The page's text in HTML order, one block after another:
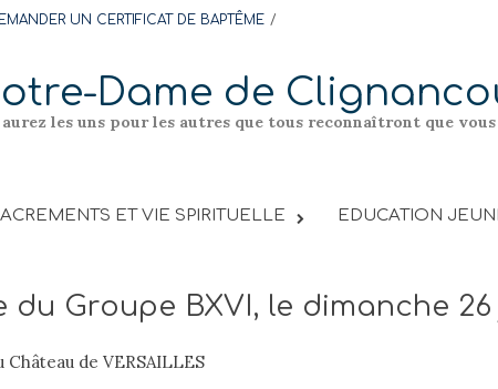
UN CERTIFICAT DE BAPTÊME
Dame de
aurez les uns pour les autres que tous reconnaîtront que
ET VIE SPIRITUELLE EDUCATION
du Groupe BXVI, le dimanche
Château de VERSAILLES